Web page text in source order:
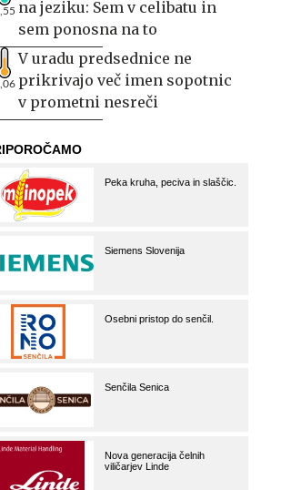
na jeziku: Sem v celibatu in
sem ponosna na to
V uradu predsednice ne
prikrivajo več imen sopotnic
v prometni nesreči